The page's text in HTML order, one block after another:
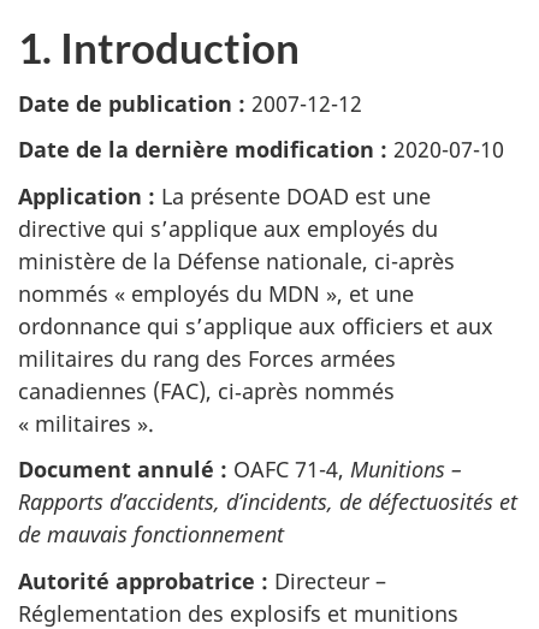
1. Introduction
Date de publication : 2007-12-12
Date de la dernière modification : 2020-07-10
Application : La présente DOAD est une
directive qui s’applique aux employés du
ministère de la Défense nationale, ci-après
nommés « employés du MDN », et une
ordonnance qui s’applique aux officiers et aux
militaires du rang des Forces armées
canadiennes (FAC), ci‑après nommés
« militaires ».
Document annulé : OAFC 71-4, Munitions –
Rapports d’accidents, d’incidents, de défectuosités et
de mauvais fonctionnement
Autorité approbatrice : Directeur –
Réglementation des explosifs et munitions